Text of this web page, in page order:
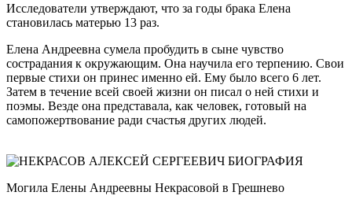
Исследователи утверждают, что за годы брака Елена
становилась матерью 13 раз.
Елена Андреевна сумела пробудить в сыне чувство
сострадания к окружающим. Она научила его терпению. Свои
первые стихи он принес именно ей. Ему было всего 6 лет.
Затем в течение всей своей жизни он писал о ней стихи и
поэмы. Везде она представала, как человек, готовый на
самопожертвование ради счастья других людей.
Могила Елены Андреевны Некрасовой в Грешнево